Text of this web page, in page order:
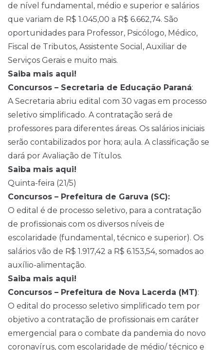
de nível fundamental, médio e superior e salários
que variam de R$ 1.045,00 a R$ 6.662,74. São
oportunidades para Professor, Psicólogo, Médico,
Fiscal de Tributos, Assistente Social, Auxiliar de
Serviços Gerais e muito mais.
Saiba mais aqui!
Concursos – Secretaria de Educação Paraná:
A Secretaria abriu edital com 30 vagas em processo
seletivo simplificado. A contratação será de
professores para diferentes áreas. Os salários iniciais
serão contabilizados por hora; aula. A classificação se
dará por Avaliação de Títulos.
Saiba mais aqui!
Quinta-feira (21/5)
Concursos – Prefeitura de Garuva (SC):
O edital é de processo seletivo, para a contratação
de profissionais com os diversos níveis de
escolaridade (fundamental, técnico e superior). Os
salários vão de R$ 1.917,42 a R$ 6.153,54, somados ao
auxílio-alimentação.
Saiba mais aqui!
Concursos – Prefeitura de Nova Lacerda (MT):
O edital do processo seletivo simplificado tem por
objetivo a contratação de profissionais em caráter
emergencial para o combate da pandemia do novo
coronavírus, com escolaridade de médio/ técnico e